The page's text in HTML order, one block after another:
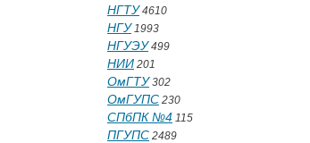
НГТУ4610
НГУ1993
НГУЭУ499
НИИ 201
ОмГТУ302
ОмГУПС 230
СПбПК №4 115
ПГУПС 2489